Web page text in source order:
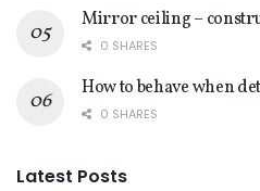
Mirror ceiling –
0 SHARES
How to behave when
0 SHARES
Latest Posts